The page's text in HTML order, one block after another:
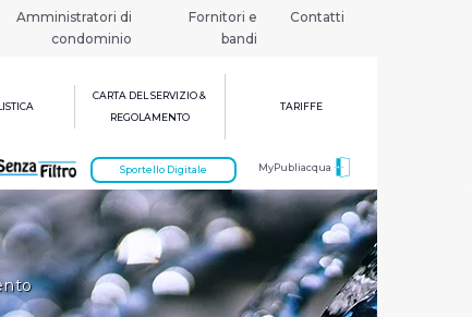
Amministratori di
condominio
Fornitori e
bandi
Contatti
CARTA DEL SERVIZIO &
REGOLAMENTO
TARIFFE
MyPubliacqua
Sportello Digitale